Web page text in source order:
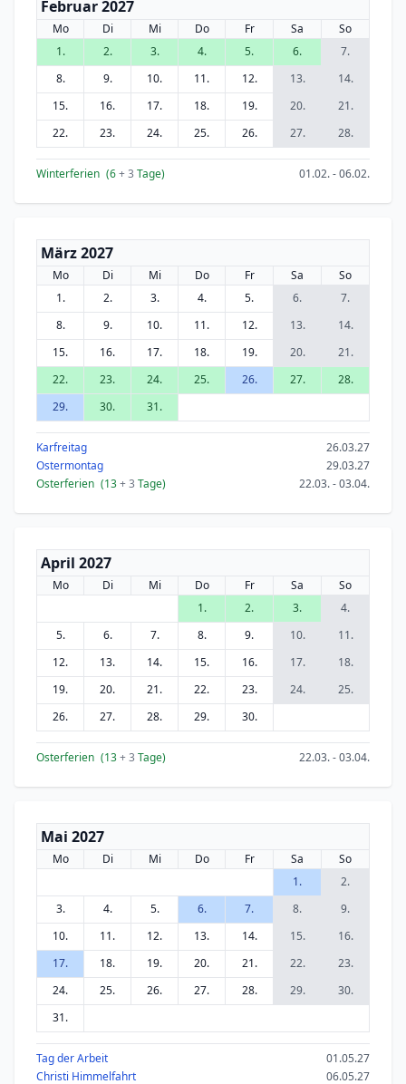
Februar 2027
Mo Di Mi Do Fr Sa
So
1.
2. 3. 4. 5. 6.
7.
8.
9. 10. 11. 12. 13.
14.
15.
16. 17. 18. 19. 20.
21.
22.
23. 24. 25. 26. 27. 28.
Winterferien (6+ 3 Tage) 01.02. - 06.02.
März 2027
Mo Di Mi Do Fr Sa
So
1.
2. 3. 4. 5. 6.
7.
8.
9. 10. 11. 12. 13.
14.
15.
16. 17. 18. 19. 20.
21.
22.
23. 24. 25. 26. 27.
28.
29.
30. 31.
Karfreitag
26.03.27
Ostermontag
29.03.27
Osterferien (13+ 3 Tage) 22.03. - 03.04.
April 2027
Mo Di Mi Do Fr Sa
So
1.
2. 3.
4.
5.
6. 7. 8. 9. 10.
11.
12.
13. 14. 15. 16. 17.
18.
19.
20. 21. 22. 23. 24.
25.
26.
27. 28. 29. 30.
Osterferien (13+ 3 Tage) 22.03. - 03.04.
Mai 2027
Mo Di Mi Do Fr Sa
So
1.
2.
3.
4. 5. 6. 7. 8.
9.
10.
11. 12. 13. 14. 15.
16.
17.
18. 19. 20. 21. 22.
23.
24.
25. 26. 27. 28. 29.
30.
31.
Tag der Arbeit
01.05.27
Christi Himmelfahrt
06.05.27